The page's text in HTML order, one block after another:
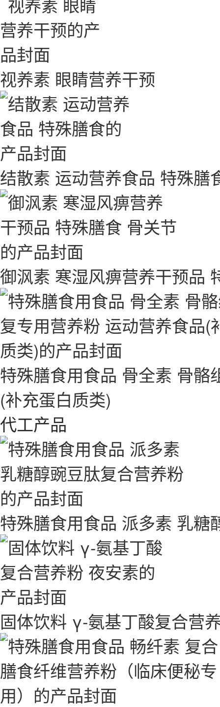
视养素 眼睛营养干预
结散素 运动营养食品 特殊膳
御沨素 寒湿风痹营养干预品
特殊膳食用食品 骨全素 骨骼
(补充蛋白质类)
代工产品
特殊膳食用食品 派多素 乳糖
固体饮料 γ-氨基丁酸复合营